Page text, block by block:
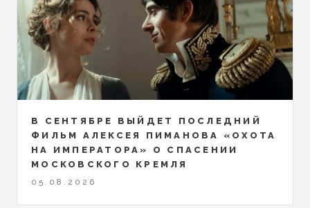
В СЕНТЯБРЕ ВЫЙДЕТ ПОСЛЕДНИЙ
ФИЛЬМ АЛЕКСЕЯ ПИМАНОВА «ОХОТА
НА ИМПЕРАТОРА» О СПАСЕНИИ
МОСКОВСКОГО КРЕМЛЯ
05.08.2026